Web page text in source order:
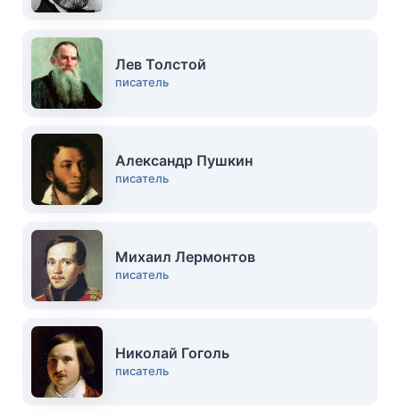
Лев Толстой
писатель
Александр Пушкин
писатель
Михаил Лермонтов
писатель
Николай Гоголь
писатель